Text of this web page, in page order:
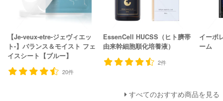
【Je-veux-etre-ジェヴィエッ
ト-】バランス＆モイスト フェ
イスシート【ブルー】
20件
EssenCell HUCSS（ヒト臍帯
由来幹細胞順化培養液）
2件
イーポ
ーム
すべてのおすすめ商品を見る